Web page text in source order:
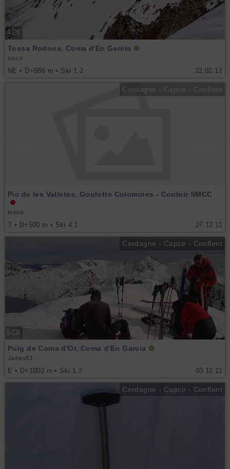
4
22.02.12
Tossa Rodona, Coma d'En Garcia
tucco
NE • D+686 m • Ski 1.2
Cerdagne - Capcir - Conflent
27.12.11
Pic de les Valletes, Goulotte Colomines - Couloir SMCC
brend
T • D+500 m • Ski 4.1
Cerdagne - Capcir - Conflent
5
03.12.11
Puig de Coma d'Or, Coma d'En Garcia
James83
E • D+1000 m • Ski 1.2
Cerdagne - Capcir - Conflent